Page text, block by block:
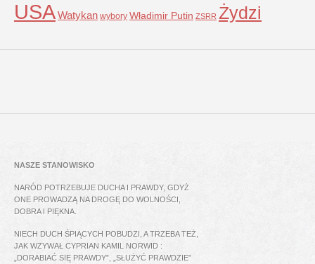
USAWatykan wybory Władimir Putin ZSRR Żydzi
NASZE STANOWISKO
NARÓD POTRZEBUJE DUCHA I PRAWDY, GDYŻ
ONE PROWADZĄ NA DROGĘ DO WOLNOŚCI,
DOBRA I PIĘKNA.
NIECH DUCH ŚPIĄCYCH POBUDZI, A TRZEBA TEŻ,
JAK WZYWAŁ CYPRIAN KAMIL NORWID :
„DORABIAĆ SIĘ PRAWDY”, „SŁUŻYĆ PRAWDZIE”